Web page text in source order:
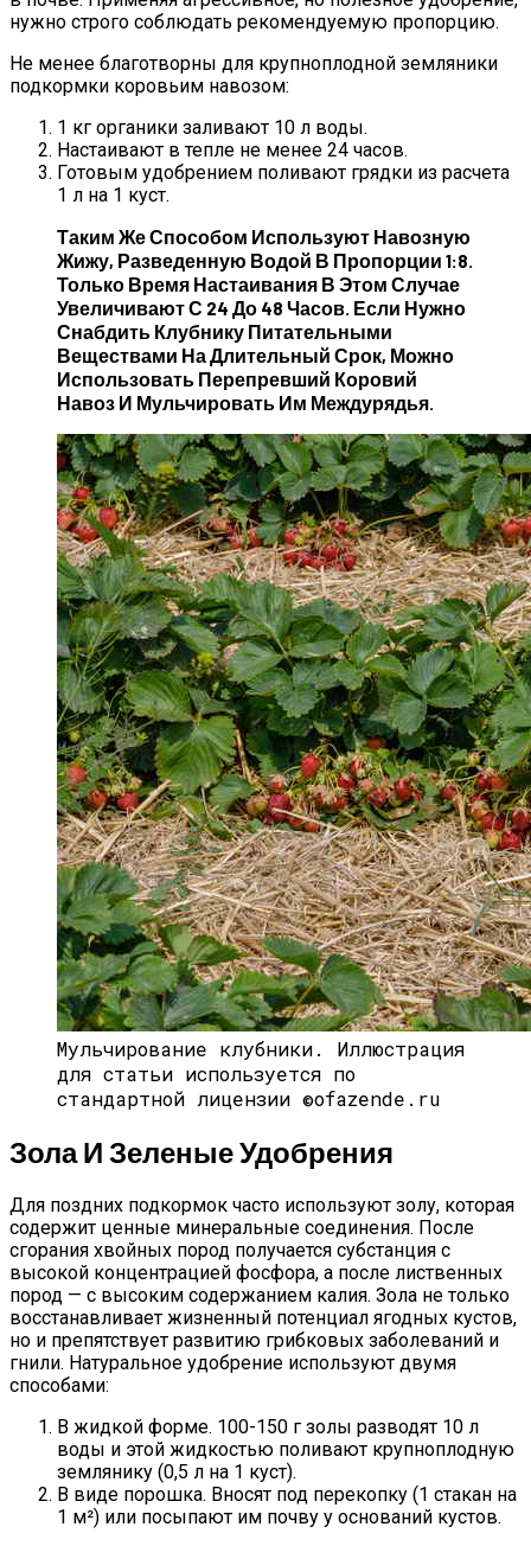
нужно строго соблюдать рекомендуемую пропорцию.
Не менее благотворны для крупноплодной земляники
подкормки коровьим навозом:
1 кг органики заливают 10 л воды.
Настаивают в тепле не менее 24 часов.
Готовым удобрением поливают грядки из расчета
1 л на 1 куст.
Таким Же Способом Используют Навозную
Жижу, Разведенную Водой В Пропорции 1:8.
Только Время Настаивания В Этом Случае
Увеличивают С 24 До 48 Часов. Если Нужно
Снабдить Клубнику Питательными
Веществами На Длительный Срок, Можно
Использовать Перепревший Коровий
Навоз И Мульчировать Им Междурядья.
Мульчирование клубники. Иллюстрация
для статьи используется по
стандартной лицензии ©ofazende.ru
Зола И Зеленые Удобрения
Для поздних подкормок часто используют золу, которая
содержит ценные минеральные соединения. После
сгорания хвойных пород получается субстанция с
высокой концентрацией фосфора, а после лиственных
пород — с высоким содержанием калия. Зола не только
восстанавливает жизненный потенциал ягодных кустов,
но и препятствует развитию грибковых заболеваний и
гнили. Натуральное удобрение используют двумя
способами:
В жидкой форме. 100-150 г золы разводят 10 л
воды и этой жидкостью поливают крупноплодную
землянику (0,5 л на 1 куст).
В виде порошка. Вносят под перекопку (1 стакан на
1 м²) или посыпают им почву у оснований кустов.